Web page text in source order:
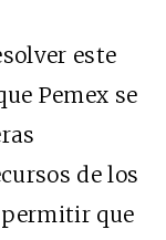
este
Pemex se
de los
permitir que